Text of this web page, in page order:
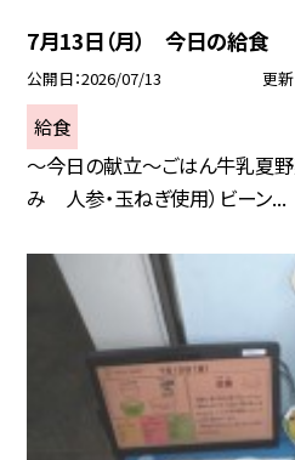
7月13日（月） 今日の給食
公開日 2026/07/13 更
給食
～今日の献立～ごはん牛乳夏野
み 人参・玉ねぎ使用）ビーン...